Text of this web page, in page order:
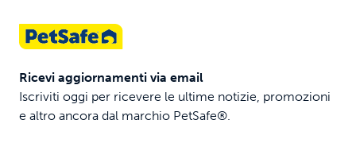
Ricevi aggiornamenti via email
Iscriviti oggi per ricevere le ultime notizie, promozioni
e altro ancora dal marchio PetSafe®.